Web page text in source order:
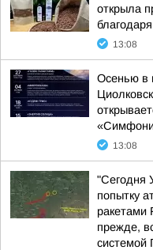
открыла
13:08
Осенью в
13:08
"Сегодня
попытку
ракетами
прежде,
системой